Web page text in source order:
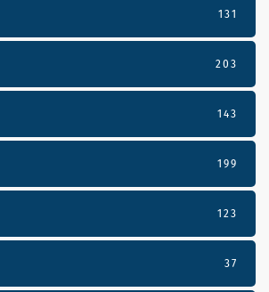
131
203
143
199
123
37